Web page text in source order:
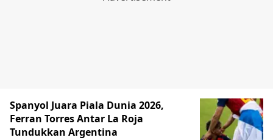
Spanyol Juara Piala Dunia 2026,
Ferran Torres Antar La Roja
Tundukkan Argentina